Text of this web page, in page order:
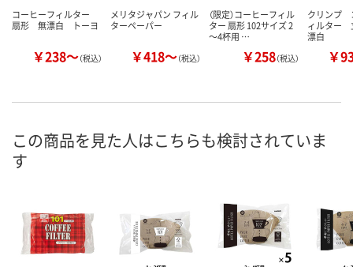
コーヒーフィルター
扇形 無漂白 トーヨ
￥238～（税込）
メリタジャパン フィル
ターペーパー
￥418～（税込）
（限定）コーヒーフィル
ター 扇形 102サイズ 2
～4杯用 …
￥258（税込）
クリンプ
ィルター
漂白
￥
この商品を見た人はこちらも検討されていま
す